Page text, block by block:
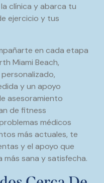
clínica y abarca tu
ejercicio y tus
en cada etapa
Miami Beach,
y un apoyo
asesoramiento
de fitness
médicos
más actuales, te
y el apoyo que
más sana y satisfecha.